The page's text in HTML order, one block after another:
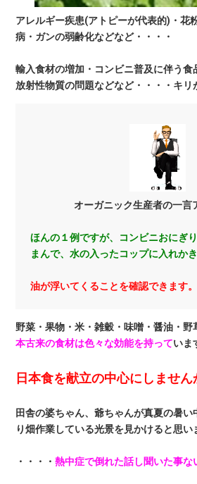
アレルギー疾患(アトピーが代表的)・花
病・ガンの弱齢化などなど・・・・
輸入食材の増加・コンビニ普及に伴う食
放射性物質の問題などなど・・・・キリ
オーガニック生産者の一言
ほんの１例ですが、コンビニおにぎ
まんで、水の入ったコップに入れか
油が浮いてくることを確認できます。
野菜・果物・米・雑穀・味噌・醤油・野
本古来の食材は色々な効能を持っていま
日本食を献立の中心にしません
田舎の婆ちゃん、爺ちゃんが真夏の暑
り畑作業している光景を見かけると思い
・・・・熱中症で倒れた話し聞いた事な